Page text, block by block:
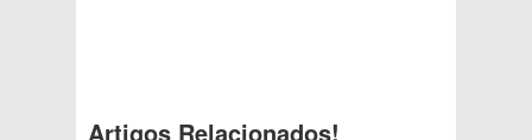
Artigos Relacionados!